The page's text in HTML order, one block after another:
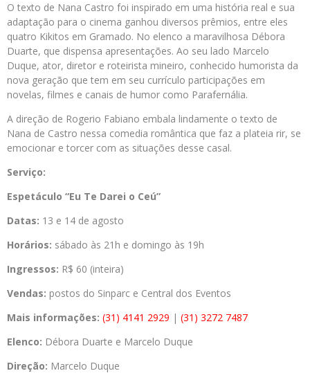
O texto de Nana Castro foi inspirado em uma história real e sua
adaptação para o cinema ganhou diversos prêmios, entre eles
quatro Kikitos em Gramado. No elenco a maravilhosa Débora
Duarte, que dispensa apresentações. Ao seu lado Marcelo
Duque, ator, diretor e roteirista mineiro, conhecido humorista da
nova geração que tem em seu currículo participações em
novelas, filmes e canais de humor como Parafernália.
A direção de Rogerio Fabiano embala lindamente o texto de
Nana de Castro nessa comedia romântica que faz a plateia rir, se
emocionar e torcer com as situações desse casal.
Serviço:
Espetáculo “Eu Te Darei o Ceú”
Datas: 13 e 14 de agosto
Horários: sábado às 21h e domingo às 19h
Ingressos: R$ 60 (inteira)
Vendas: postos do Sinparc e Central dos Eventos
Mais informações: (31) 4141 2929 | (31) 3272 7487
Elenco: Débora Duarte e Marcelo Duque
Direção: Marcelo Duque